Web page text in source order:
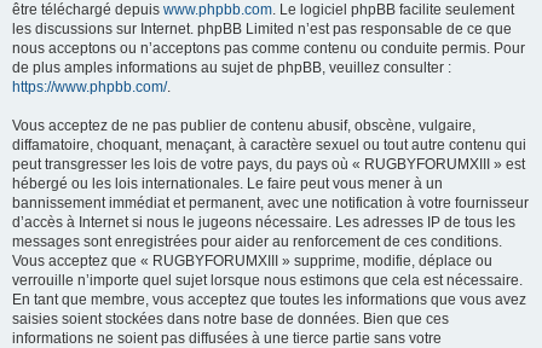
être téléchargé depuis www.phpbb.com. Le logiciel phpBB facilite seulement
les discussions sur Internet. phpBB Limited n’est pas responsable de ce que
nous acceptons ou n’acceptons pas comme contenu ou conduite permis. Pour
de plus amples informations au sujet de phpBB, veuillez consulter :
https://www.phpbb.com/.
Vous acceptez de ne pas publier de contenu abusif, obscène, vulgaire,
diffamatoire, choquant, menaçant, à caractère sexuel ou tout autre contenu qui
peut transgresser les lois de votre pays, du pays où « RUGBYFORUMXIII » est
hébergé ou les lois internationales. Le faire peut vous mener à un
bannissement immédiat et permanent, avec une notification à votre fournisseur
d’accès à Internet si nous le jugeons nécessaire. Les adresses IP de tous les
messages sont enregistrées pour aider au renforcement de ces conditions.
Vous acceptez que « RUGBYFORUMXIII » supprime, modifie, déplace ou
verrouille n’importe quel sujet lorsque nous estimons que cela est nécessaire.
En tant que membre, vous acceptez que toutes les informations que vous avez
saisies soient stockées dans notre base de données. Bien que ces
informations ne soient pas diffusées à une tierce partie sans votre